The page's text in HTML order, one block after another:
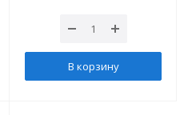
В корзину